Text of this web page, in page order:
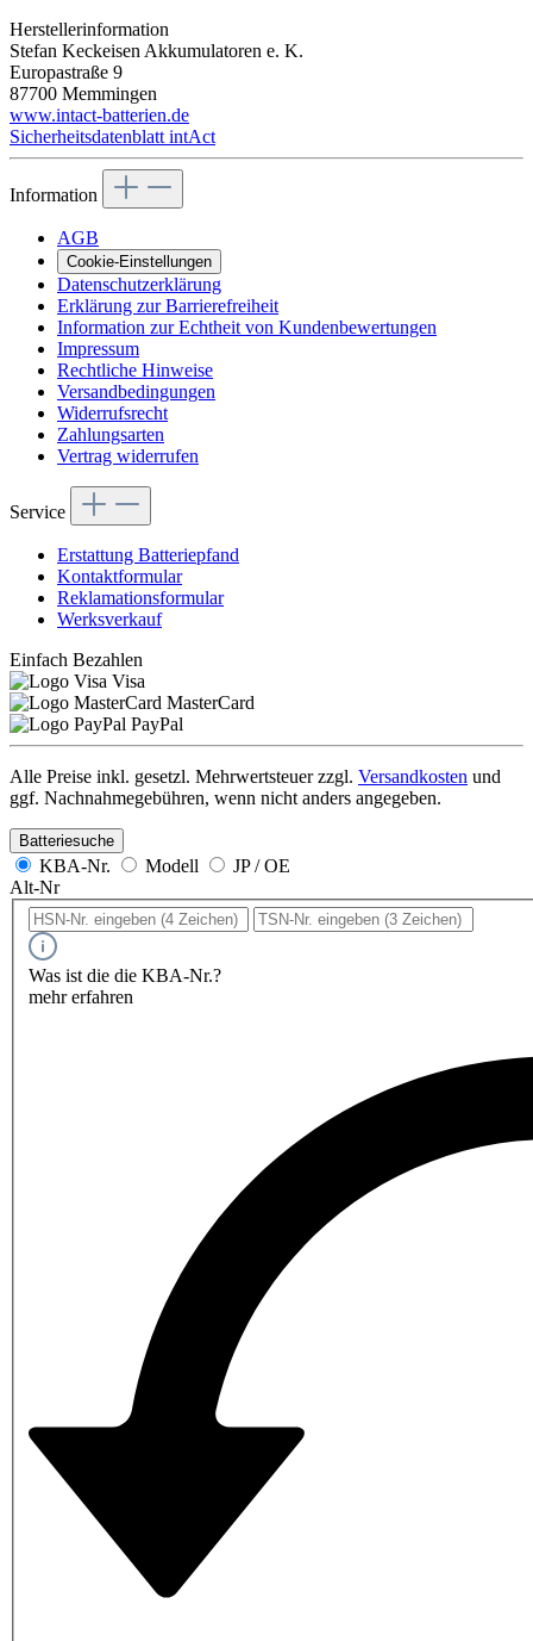
Herstellerinformation
Stefan Keckeisen Akkumulatoren e. K.
Europastraße 9
87700 Memmingen
www.intact-batterien.de
Sicherheitsdatenblatt intAct
Information
AGB
Cookie-Einstellungen
Datenschutzerklärung
Erklärung zur Barrierefreiheit
Information zur Echtheit von Kundenbewertungen
Impressum
Rechtliche Hinweise
Versandbedingungen
Widerrufsrecht
Zahlungsarten
Vertrag widerrufen
Service
Erstattung Batteriepfand
Kontaktformular
Reklamationsformular
Werksverkauf
Einfach Bezahlen
Visa
MasterCard
PayPal
Alle Preise inkl. gesetzl. Mehrwertsteuer zzgl. Versandkosten und
ggf. Nachnahmegebühren, wenn nicht anders angegeben.
Batteriesuche
KBA-Nr. Modell
JP / OE
Alt-Nr
Was ist die die KBA-Nr.?
mehr erfahren